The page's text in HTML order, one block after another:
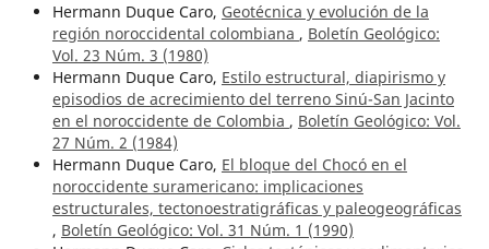
Hermann Duque Caro, Geotécnica y evolución de la
región noroccidental colombiana , Boletín Geológico:
Vol. 23 Núm. 3 (1980)
Hermann Duque Caro, Estilo estructural, diapirismo y
episodios de acrecimiento del terreno Sinú-San Jacinto
en el noroccidente de Colombia , Boletín Geológico: Vol.
27 Núm. 2 (1984)
Hermann Duque Caro, El bloque del Chocó en el
noroccidente suramericano: implicaciones
estructurales, tectonoestratigráficas y paleogeográficas
, Boletín Geológico: Vol. 31 Núm. 1 (1990)